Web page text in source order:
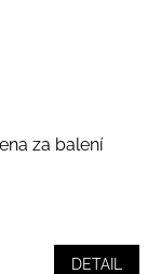
za balení
DETAIL